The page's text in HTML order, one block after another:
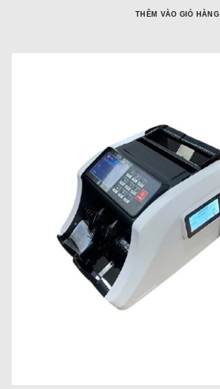
THÊM VÀO GIỎ HÀNG